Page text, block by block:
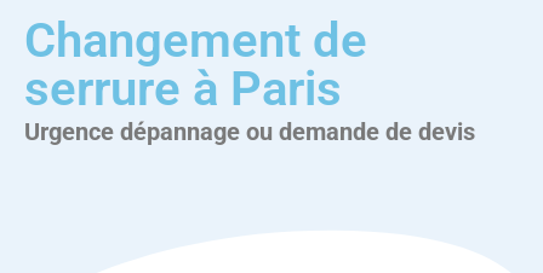
Changement de
serrure à Paris
Urgence dépannage ou demande de devis